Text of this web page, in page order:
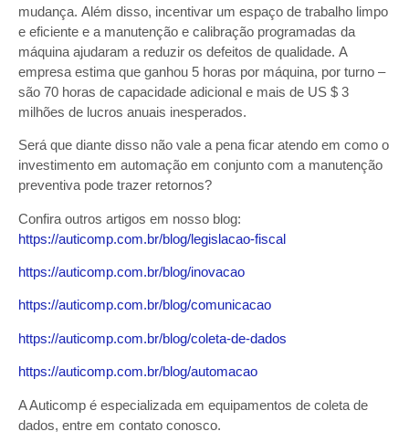
mudança. Além disso, incentivar um espaço de trabalho limpo
e eficiente e a manutenção e calibração programadas da
máquina ajudaram a reduzir os defeitos de qualidade. A
empresa estima que ganhou 5 horas por máquina, por turno –
são 70 horas de capacidade adicional e mais de US $ 3
milhões de lucros anuais inesperados.
Será que diante disso não vale a pena ficar atendo em como o
investimento em automação em conjunto com a manutenção
preventiva pode trazer retornos?
Confira outros artigos em nosso blog:
https://auticomp.com.br/blog/legislacao-fiscal
https://auticomp.com.br/blog/inovacao
https://auticomp.com.br/blog/comunicacao
https://auticomp.com.br/blog/coleta-de-dados
https://auticomp.com.br/blog/automacao
A Auticomp é especializada em equipamentos de coleta de
dados, entre em contato conosco.